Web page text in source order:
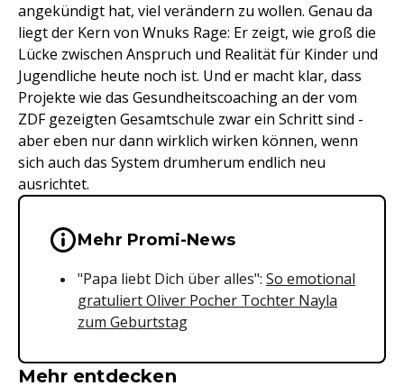
angekündigt hat, viel verändern zu wollen. Genau da
liegt der Kern von Wnuks Rage: Er zeigt, wie groß die
Lücke zwischen Anspruch und Realität für Kinder und
Jugendliche heute noch ist. Und er macht klar, dass
Projekte wie das Gesundheitscoaching an der vom
ZDF gezeigten Gesamtschule zwar ein Schritt sind -
aber eben nur dann wirklich wirken können, wenn
sich auch das System drumherum endlich neu
ausrichtet.
Wichtige Hinweise &
Mehr Promi-News
"Papa liebt Dich über alles": So emotional
gratuliert Oliver Pocher Tochter Nayla
zum Geburtstag
Mehr entdecken